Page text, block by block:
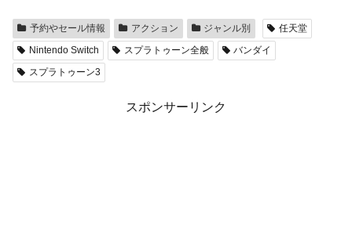
予約やセール情報 アクション ジャンル別
任天堂
Nintendo Switch
スプラトゥーン全般
バンダイ
スプラトゥーン3
スポンサーリンク